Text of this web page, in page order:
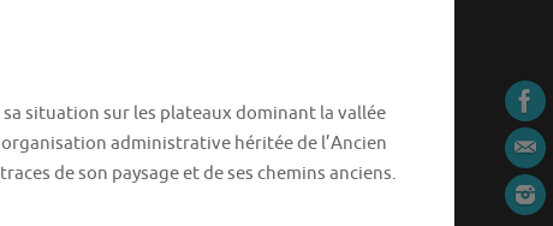
situation sur les plateaux dominant la vallée
administrative héritée de l’Ancien
de son paysage et de ses chemins anciens.